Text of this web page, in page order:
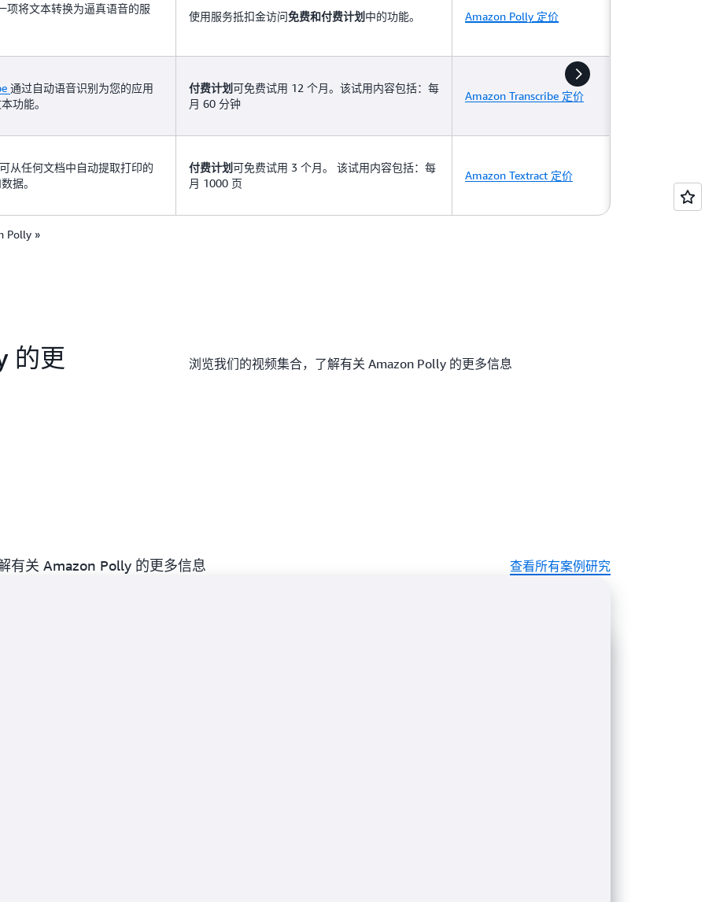
项将文本转换为逼真语音的服
使用服务抵扣金访问免费和付费计划 中的功能。 Amazon Polly 定价
通过自动语音识别为您的应用
功能。
付费计划可免费试用 12 个月。该试用内容包括：每
月 60 分钟
Amazon Transcribe 定价
从任何文档中自动提取打印的
据。
付费计划可免费试用 3 个月。 该试用内容包括：每
月 1000 页
Amazon Textract 定价
Polly »
的更 浏览我们的视频集合，了解有关 Amazon Polly 的更多信息
有关 Amazon Polly 的更多信息 查看所有案例研究